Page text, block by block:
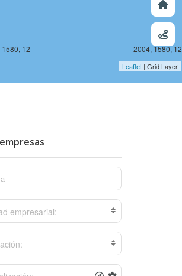
12 2004, 1580, 12
Leaflet | Grid Layer
empresarial: